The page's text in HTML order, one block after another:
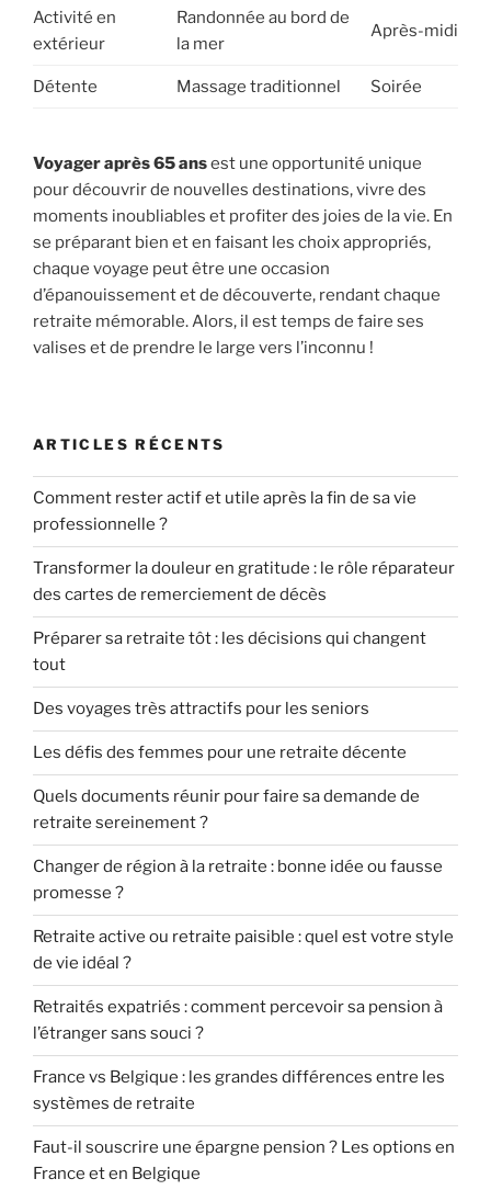
Activité en
extérieur
Randonnée au bord de
la mer
Après-midi
Détente Massage traditionnel Soirée
Voyager après 65 ansest une opportunité unique
pour découvrir de nouvelles destinations, vivre des
moments inoubliables et profiter des joies de la vie. En
se préparant bien et en faisant les choix appropriés,
chaque voyage peut être une occasion
d’épanouissement et de découverte, rendant chaque
retraite mémorable. Alors, il est temps de faire ses
valises et de prendre le large vers l’inconnu !
ARTICLES RÉCENTS
Comment rester actif et utile après la fin de sa vie
professionnelle ?
Transformer la douleur en gratitude : le rôle réparateur
des cartes de remerciement de décès
Préparer sa retraite tôt : les décisions qui changent
tout
Des voyages très attractifs pour les seniors
Les défis des femmes pour une retraite décente
Quels documents réunir pour faire sa demande de
retraite sereinement ?
Changer de région à la retraite : bonne idée ou fausse
promesse ?
Retraite active ou retraite paisible : quel est votre style
de vie idéal ?
Retraités expatriés : comment percevoir sa pension à
l’étranger sans souci ?
France vs Belgique : les grandes différences entre les
systèmes de retraite
Faut-il souscrire une épargne pension ? Les options en
France et en Belgique